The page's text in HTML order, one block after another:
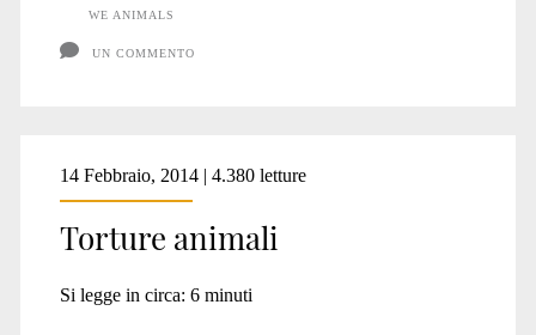
WE ANIMALS
UN COMMENTO
14 Febbraio, 2014 | 4.380 letture
Torture animali
Si legge in circa: 6 minuti